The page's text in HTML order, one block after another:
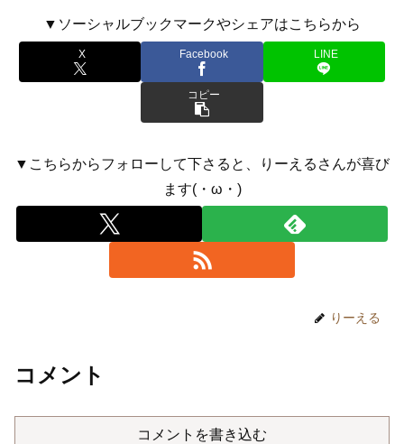
▼ソーシャルブックマークやシェアはこちらから
X Facebook LINE
コピー
▼こちらからフォローして下さると、りーえるさんが喜び
ます(・ω・)
りーえる
コメント
コメントを書き込む